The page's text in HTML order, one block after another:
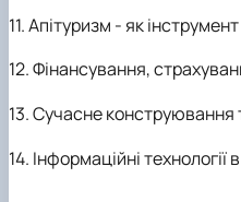
11. Апітуризм - як
12. Фінансування,
13. Сучасне конструювання
14. Інформаційні